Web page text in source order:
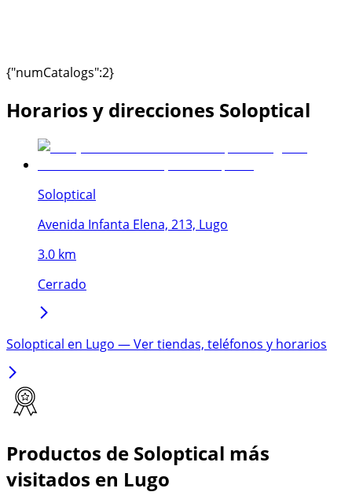
{"numCatalogs":2}
Horarios y direcciones Soloptical
Soloptical
Avenida Infanta Elena, 213, Lugo
3.0 km
Cerrado
Soloptical en Lugo — Ver tiendas, teléfonos y horarios
Productos de Soloptical más
visitados en Lugo